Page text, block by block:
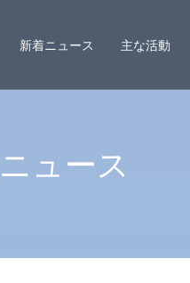
新着ニュース 主な活動
ュース